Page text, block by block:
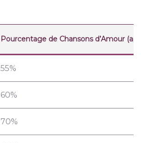
Pourcentage de Chansons d’Amour
55%
60%
70%